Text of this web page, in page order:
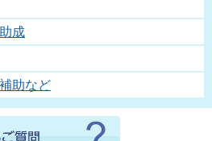
成
助など